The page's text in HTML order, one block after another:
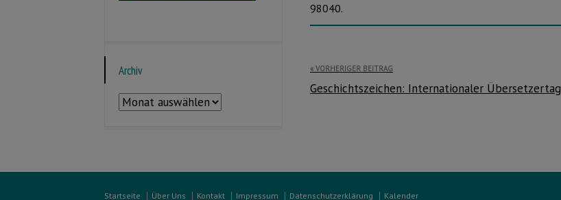
98040.
Beitragsnavigation
VORHERIGER BEITRAG
Geschichtszeichen: Internationaler Übersetzertag
Archiv
Archiv
Startseite Über Uns Kontakt Impressum Datenschutzerklärung Kalender